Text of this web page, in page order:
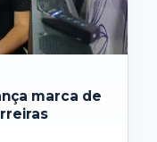
marca de